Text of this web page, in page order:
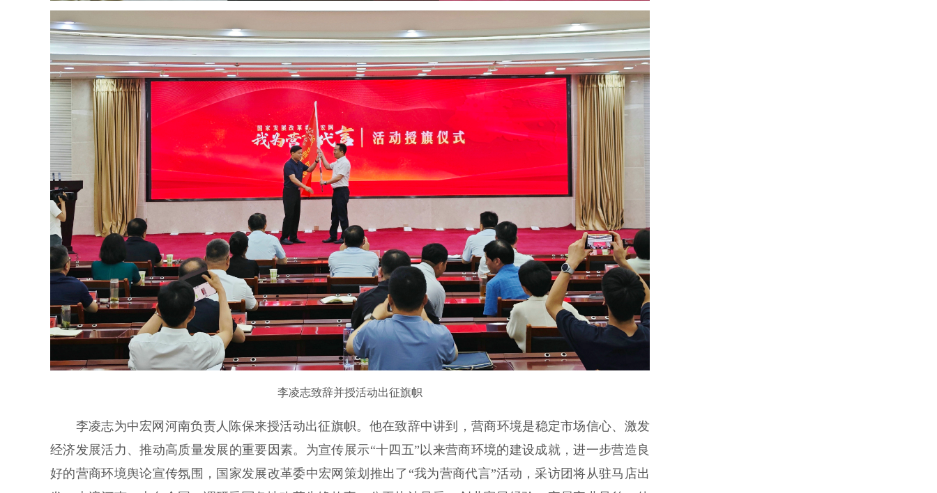
李凌志致辞并授活动出征旗帜
李凌志为中宏网河南负责人陈保来授活动出征旗帜。他在致辞中讲到，营商环境是稳定市场信心、激发
经济发展活力、推动高质量发展的重要因素。为宣传展示“十四五”以来营商环境的建设成就，进一步营造良
好的营商环境舆论宣传氛围，国家发展改革委中宏网策划推出了“我为营商代言”活动，采访团将从驻马店出